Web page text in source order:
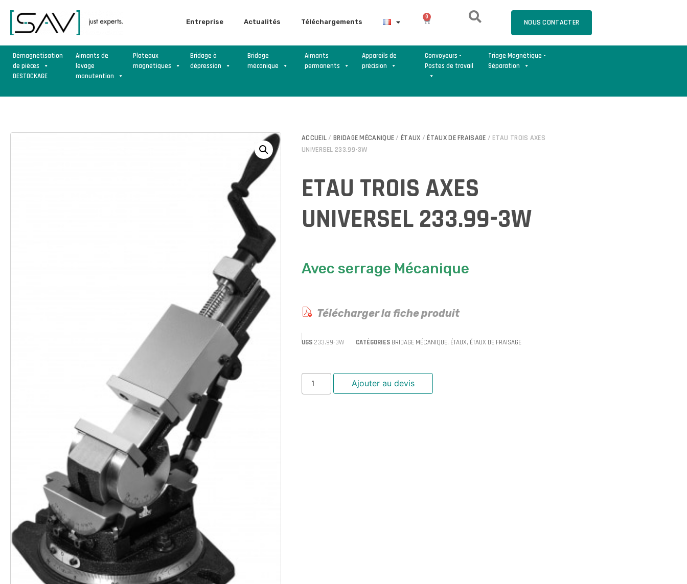
Entreprise Actualités Téléchargements
0
NOUS CONTACTER
Démagnétisation
de pièces
Aimants de
levage
manutention
Plateaux
magnétiques
Bridage à
dépression
Bridage
mécanique
Aimants
permanents
Appareils de
précision
Convoyeurs -
Postes de travail
Triage Magnétique -
Séparation
DESTOCKAGE
ACCUEIL /BRIDAGE MÉCANIQUE /ÉTAUX /ÉTAUX DE FRAISAGE / ETAU TROIS AXES
UNIVERSEL 233.99-3W
ETAU TROIS AXES
UNIVERSEL 233.99-3W
Avec serrage Mécanique
Télécharger la fiche produit
UGS 233.99-3W CATÉGORIES BRIDAGE MÉCANIQUE, ÉTAUX, ÉTAUX DE FRAISAGE
Ajouter au devis